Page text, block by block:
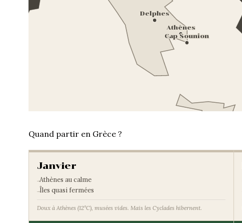
Athènes
Cap Sounion
Delphes
Quand partir en Grèce ?
Janvier
Athènes au calme
Îles quasi fermées
Doux à Athènes (12°C), musées vides. Mais les Cyclades hibernent.